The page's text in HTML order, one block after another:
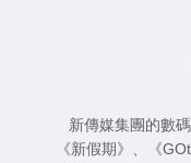
新傳媒集團的數
《新假期》 、 《